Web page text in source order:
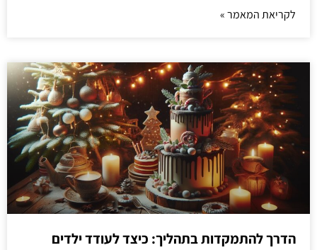
לקריאת המאמר »
הדרך להתמקדות בתהליך: כיצד לעודד ילדים